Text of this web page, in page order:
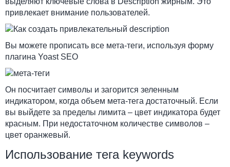
привлекает внимание пользователей.
Вы можете прописать все мета-теги, используя форму
плагина Yoast SEO
Он посчитает символы и загорится зеленным
индикатором, когда объем мета-тега достаточный. Если
вы выйдете за пределы лимита – цвет индикатора будет
красным. При недостаточном количестве символов –
цвет оранжевый.
Использование тега keywords